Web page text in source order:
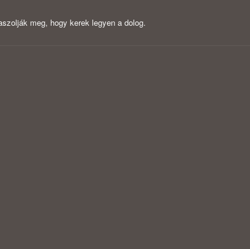
meg, hogy kerek legyen a dolog.